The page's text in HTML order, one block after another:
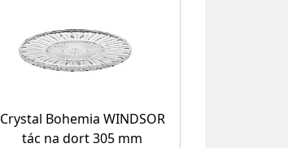
Crystal Bohemia WINDSOR
tác na dort 305 mm